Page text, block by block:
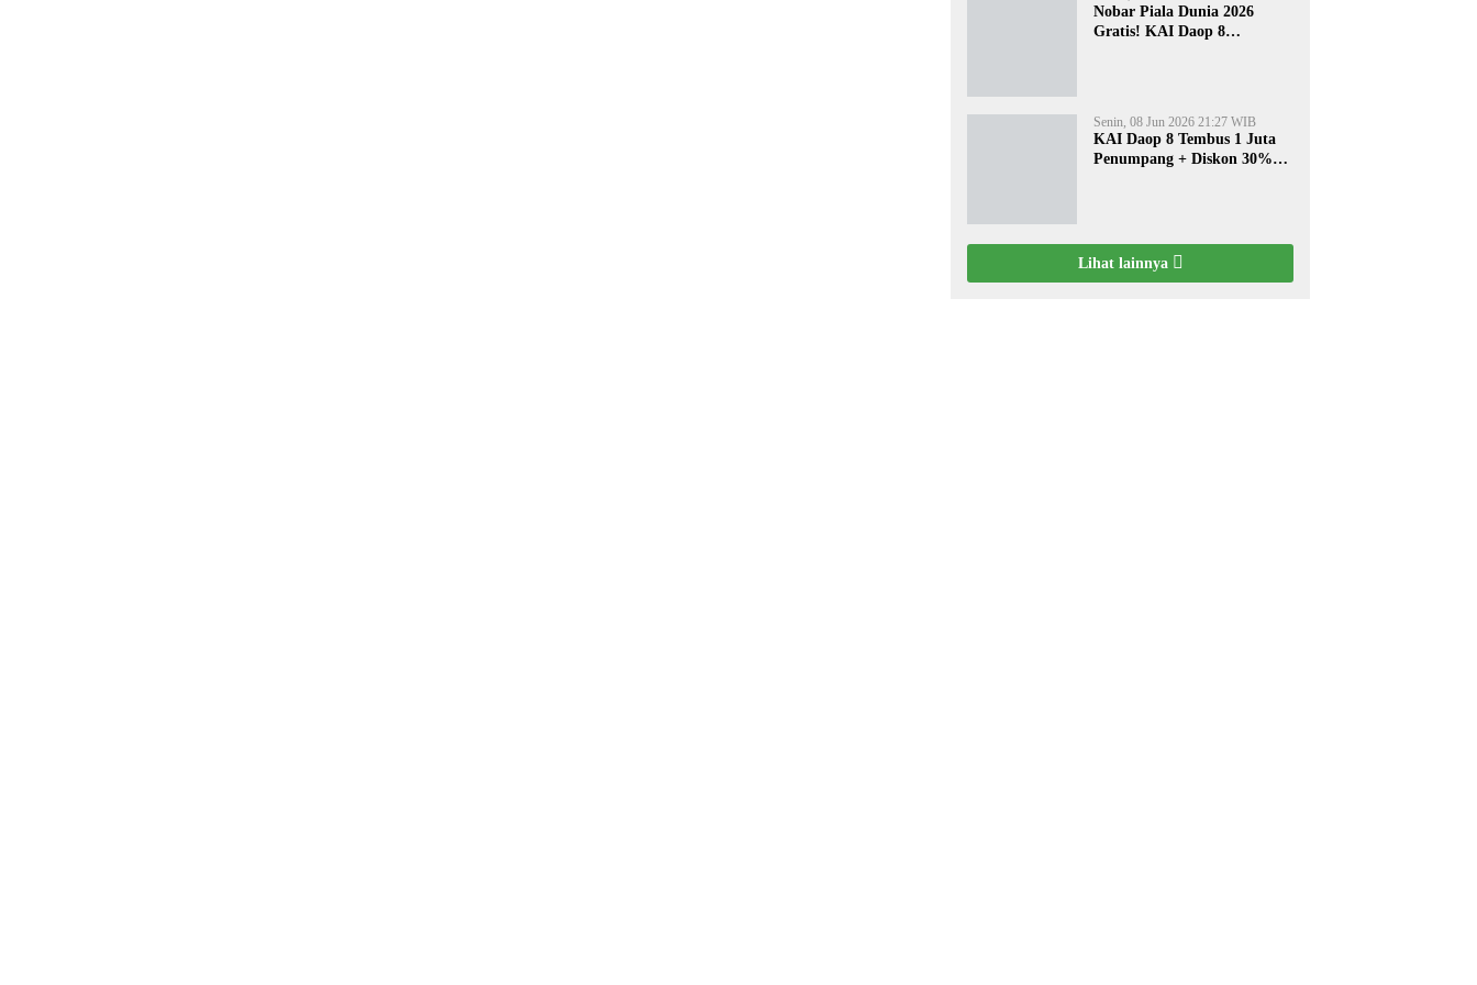
Nobar Piala Dunia 2026
Gratis! KAI Daop 8
Senin, 08 Jun 2026 21:27 WIB
KAI Daop 8 Tembus 1 Juta
Penumpang + Diskon 30%
Lihat lainnya